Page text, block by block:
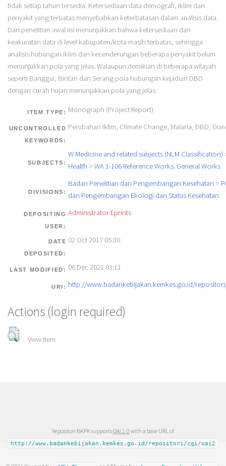
tidak setiap tahun tersedia. Ketersediaan data demografi, iklim dan
penyakit yang terbatas menyebabkan keterbatasan dalam analisis data.
Dari penelitian awal ini menunjukkan bahwa ketersediaan dan
keakuratan data di level kabupaten/kota masih terbatas, sehingga
analisis hubungan iklim dan kecenderungan beberapa penyakit belum
menunjukkan pola yang jelas. Walaupun demikian di beberapa wilayah
seperti Banggai, Bintan dan Serang pola hubungan kejadian DBD
dengan curah hujan menunjukkan pola yang jelas.
ITEM TYPE: Monograph (Project Report)
UNCONTROLLED
KEYWORDS:
Perubahan Iklim, Climate Change, Malaria, DBD,
SUBJECTS:
W Medicine and related subjects (NLM Classification)
Health > WA 1-106 Reference Works. General Works
DIVISIONS:
Badan Penelitian dan Pengembangan Kesehatan >
dan Pengembangan Ekologi dan Status Kesehatan
DEPOSITING
USER:
Administrator Eprints
DATE
DEPOSITED:
02 Oct 2017 05:30
LAST MODIFIED: 06 Dec 2021 03:11
URI: http://www.badankebijakan.kemkes.go.id/
Actions (login required)
View Item
Repositori BKPK supportsOAI 2.0 with a base URL of
http://www.badankebijakan.kemkes.go.id/repositori/cgi/oai2